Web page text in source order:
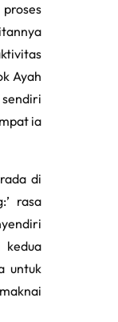
Ayah
ia
di
rasa
kedua
untuk